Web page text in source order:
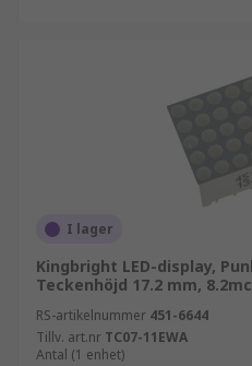
I lager
Kingbright LED-display,
Teckenhöjd 17.2 mm,
RS-artikelnummer 451-6644
Tillv. art.nr TC07-11EWA
Antal (1 enhet)